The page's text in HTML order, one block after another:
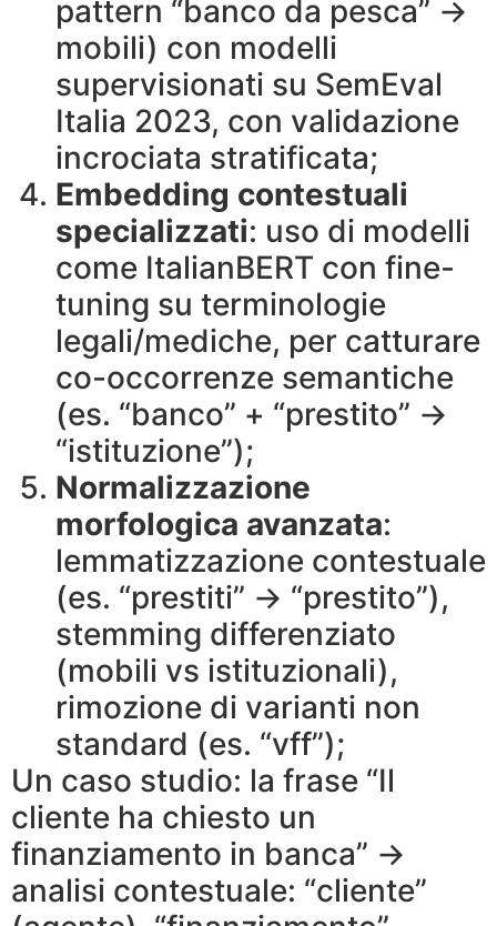
pattern “banco da pesca” →
mobili) con modelli
supervisionati su SemEval
Italia 2023, con validazione
incrociata stratificata;
Embedding contestuali
specializzati: uso di modelli
come ItalianBERT con fine-
tuning su terminologie
legali/mediche, per catturare
co-occorrenze semantiche
(es. “banco” + “prestito” →
“istituzione”);
Normalizzazione
morfologica avanzata:
lemmatizzazione contestuale
(es. “prestiti” → “prestito”),
stemming differenziato
(mobili vs istituzionali),
rimozione di varianti non
standard (es. “vff”);
Un caso studio: la frase “Il
cliente ha chiesto un
finanziamento in banca” →
analisi contestuale: “cliente”